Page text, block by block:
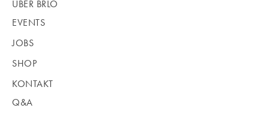
ÜBER BRLO
EVENTS
JOBS
SHOP
KONTAKT
Q&A